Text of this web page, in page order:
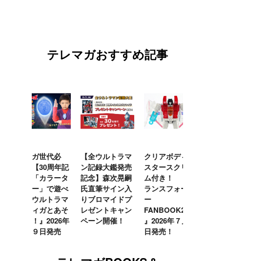
テレマガおすすめ記事
ティガ世代必
見！【30周年記
念】「カラータ
イマー」で遊べ
る『ウルトラマ
ンティガとあそ
ぼう！』2026年
７月９日発売
【全ウルトラマ
ン記録大鑑発売
記念】森次晃嗣
氏直筆サイン入
りブロマイドプ
レゼントキャン
ペーン開催！
クリアボディの
スタースクリー
ム付き！ 『ト
ランスフォーマ
ー
FANBOOK2026
』2026年７月31
日発売！